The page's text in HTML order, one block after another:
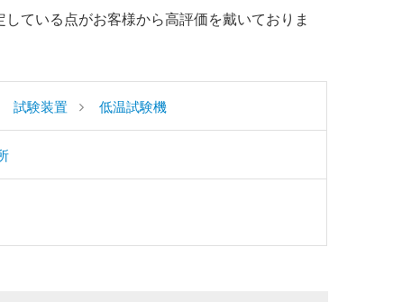
ている点がお客様から高評価を戴いておりま
試験装置 低温試験機